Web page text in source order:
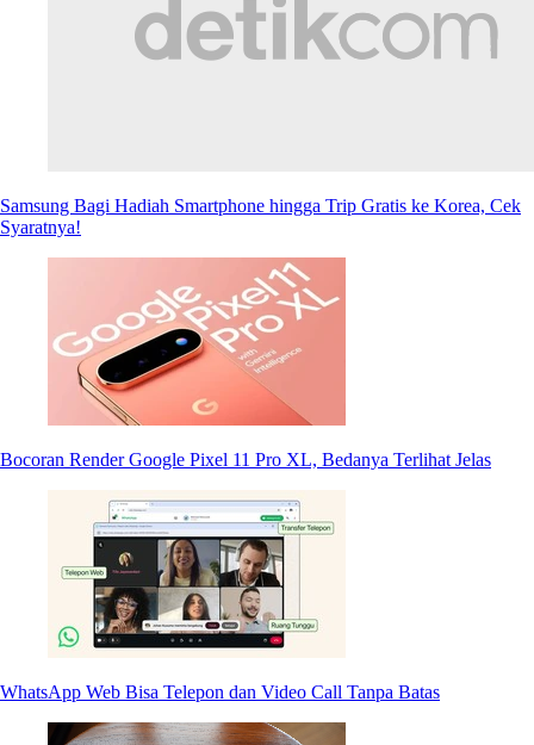
Samsung Bagi Hadiah Smartphone hingga Trip Gratis ke Korea, Cek
Syaratnya!
Bocoran Render Google Pixel 11 Pro XL, Bedanya Terlihat Jelas
WhatsApp Web Bisa Telepon dan Video Call Tanpa Batas